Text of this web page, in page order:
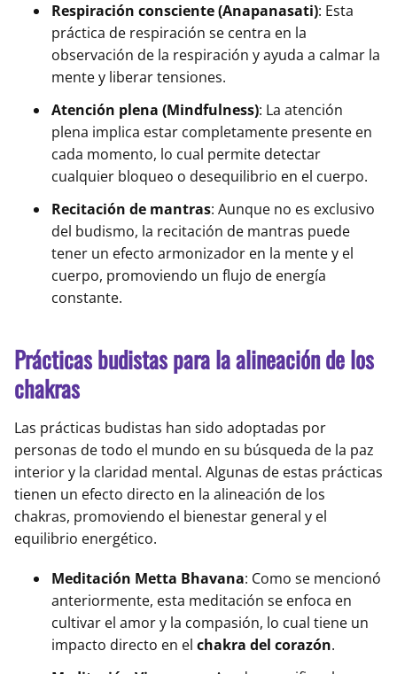
Respiración consciente (Anapanasati): Esta
práctica de respiración se centra en la
observación de la respiración y ayuda a calmar la
mente y liberar tensiones.
Atención plena (Mindfulness): La atención
plena implica estar completamente presente en
cada momento, lo cual permite detectar
cualquier bloqueo o desequilibrio en el cuerpo.
Recitación de mantras: Aunque no es exclusivo
del budismo, la recitación de mantras puede
tener un efecto armonizador en la mente y el
cuerpo, promoviendo un flujo de energía
constante.
Prácticas budistas para la alineación de los
chakras
Las prácticas budistas han sido adoptadas por
personas de todo el mundo en su búsqueda de la paz
interior y la claridad mental. Algunas de estas prácticas
tienen un efecto directo en la alineación de los
chakras, promoviendo el bienestar general y el
equilibrio energético.
Meditación Metta Bhavana: Como se mencionó
anteriormente, esta meditación se enfoca en
cultivar el amor y la compasión, lo cual tiene un
impacto directo en el chakra del corazón.